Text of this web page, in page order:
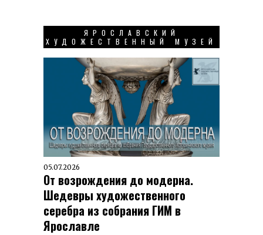
ЯРОСЛАВСКИЙ
ХУДОЖЕСТВЕННЫЙ МУЗЕЙ
05.07.2026
От возрождения до модерна.
Шедевры художественного
серебра из собрания ГИМ в
Ярославле